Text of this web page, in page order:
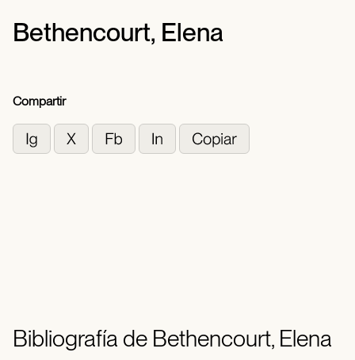
Bethencourt, Elena
Compartir
Bibliografía de Bethencourt, Elena